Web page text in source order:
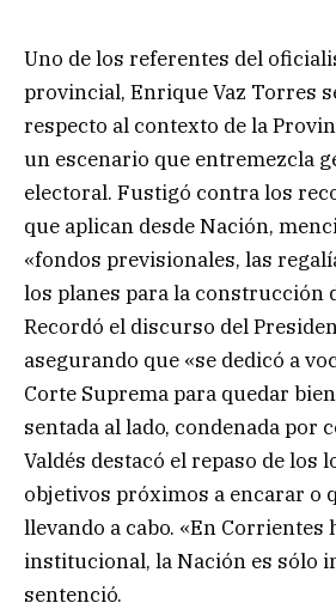
Uno de los referentes del
provincial, Enrique Vaz Torres
respecto al contexto de la
un escenario que entremezcla
electoral. Fustigó contra los
que aplican desde Nación,
«fondos previsionales, las
los planes para la construcción
Recordó el discurso del
asegurando que «se dedicó a
Corte Suprema para quedar
sentada al lado, condenada por
Valdés destacó el repaso de los
objetivos próximos a encarar o
llevando a cabo. «En Corrientes
institucional, la Nación es sólo
sentenció.